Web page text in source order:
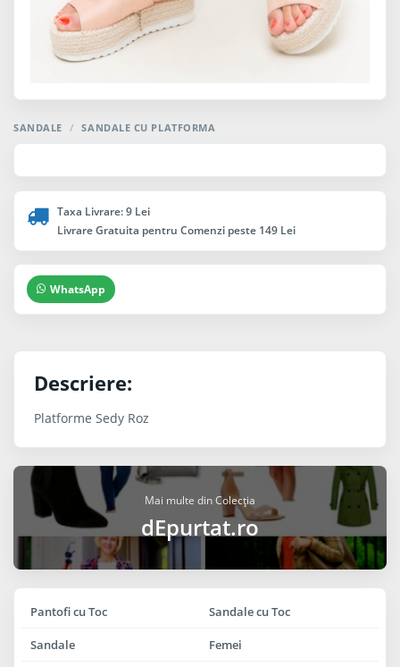
SANDALE / SANDALE CU PLATFORMA
Taxa Livrare: 9 Lei
Livrare Gratuita pentru Comenzi peste 149 Lei
WhatsApp
Descriere:
Platforme Sedy Roz
Mai multe din Colecția
dEpurtat.ro
Pantofi cu Toc Sandale cu Toc
Sandale Femei